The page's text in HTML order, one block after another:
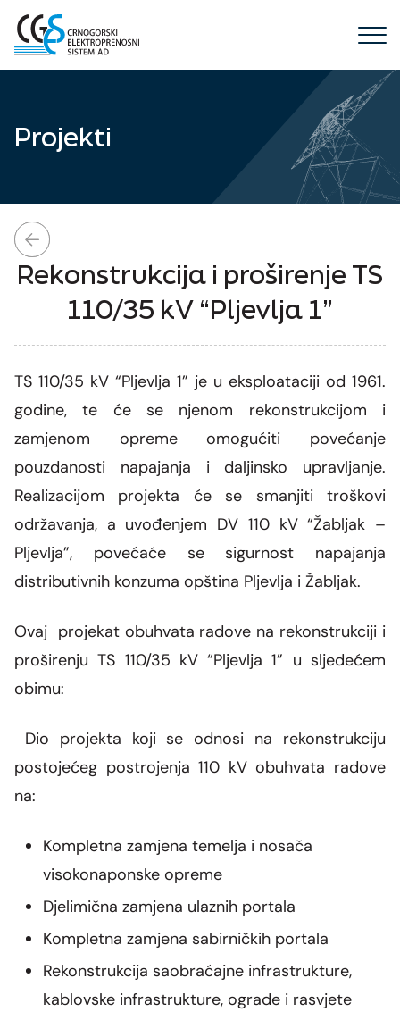
Menu
Djelatnost
Nacionalni dispečerski centar
Elektroprenos
Telekomunikacije
Međunarodna saradnja
Grupa za rad SMM bloka
Energetska zajednica
Med-TSO
Karta prenosnog sistema
Objekti CGES-a
Priključenje na prenosnu mrežu
Naše kompanije
CGES i životna sredina
WEB konzum
ENTSO E transparentnost
EIC kodovi / Registracija učesnika
Aukcije kapaciteta
Aktivni projekti
Završeni projekti
Korporativna struktura
Organizaciona šema
Skupština akcionara
Vlasnička struktura
Foto
Video
Međunarodni propisi
Zakoni
Podzakonski akti
Interna akta CGES-a
Zaštita podataka o ličnosti
Slobodan pristup informacijama
Razvoj sistema
Projekti
Rekonstrukcija i proširenje TS
110/35 kV “Pljevlja 1”
TS 110/35 kV “Pljevlja 1” je u eksploataciji od 1961.
godine, te će se njenom rekonstrukcijom i
zamjenom opreme omogućiti povećanje
pouzdanosti napajanja i daljinsko upravljanje.
Realizacijom projekta će se smanjiti troškovi
održavanja, a uvođenjem DV 110 kV “Žabljak –
Pljevlja”, povećaće se sigurnost napajanja
distributivnih konzuma opština Pljevlja i Žabljak.
Ovaj projekat obuhvata radove na rekonstrukciji i
proširenju TS 110/35 kV “Pljevlja 1” u sljedećem
obimu:
Dio projekta koji se odnosi na rekonstrukciju
postojećeg postrojenja 110 kV obuhvata radove
na:
Kompletna zamjena temelja i nosača
visokonaponske opreme
Djelimična zamjena ulaznih portala
Kompletna zamjena sabirničkih portala
Rekonstrukcija saobraćajne infrastrukture,
kablovske infrastrukture, ograde i rasvjete